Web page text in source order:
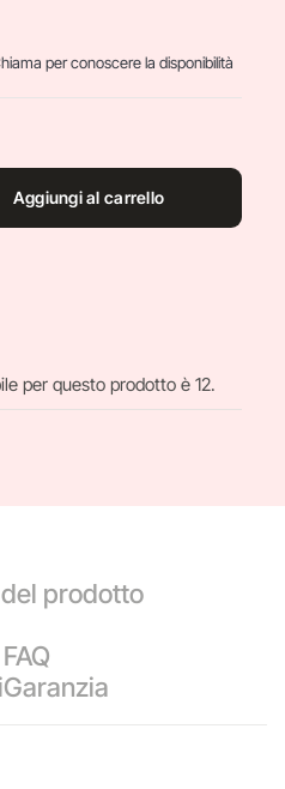
per conoscere la disponibilità
Aggiungi al carrello
per questo prodotto è 12.
prodotto
Garanzia